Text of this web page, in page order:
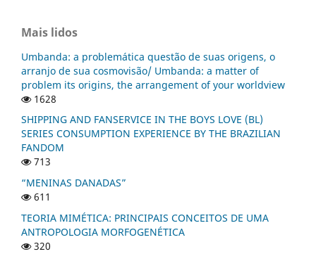
Mais lidos
Umbanda: a problemática questão de suas origens, o
arranjo de sua cosmovisão/ Umbanda: a matter of
problem its origins, the arrangement of your worldview
1628
SHIPPING AND FANSERVICE IN THE BOYS LOVE (BL)
SERIES CONSUMPTION EXPERIENCE BY THE BRAZILIAN
FANDOM
713
“MENINAS DANADAS”
611
TEORIA MIMÉTICA: PRINCIPAIS CONCEITOS DE UMA
ANTROPOLOGIA MORFOGENÉTICA
320